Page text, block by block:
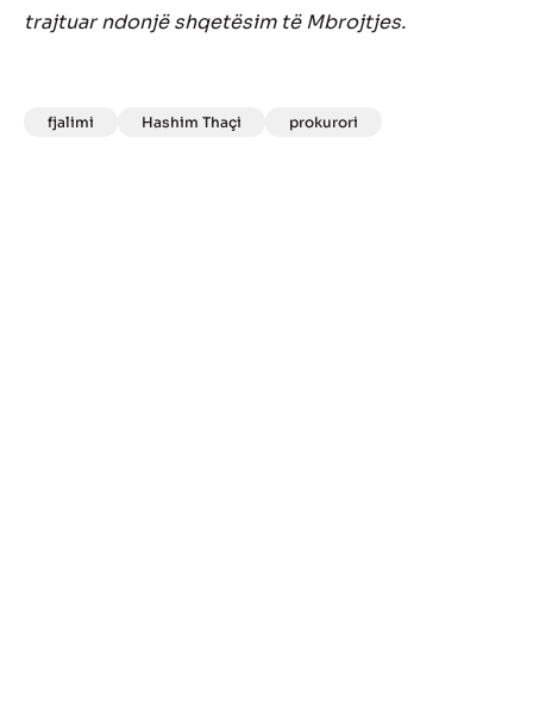
trajtuar ndonjë shqetësim të Mbrojtjes.
fjalimi Hashim Thaçi prokurori